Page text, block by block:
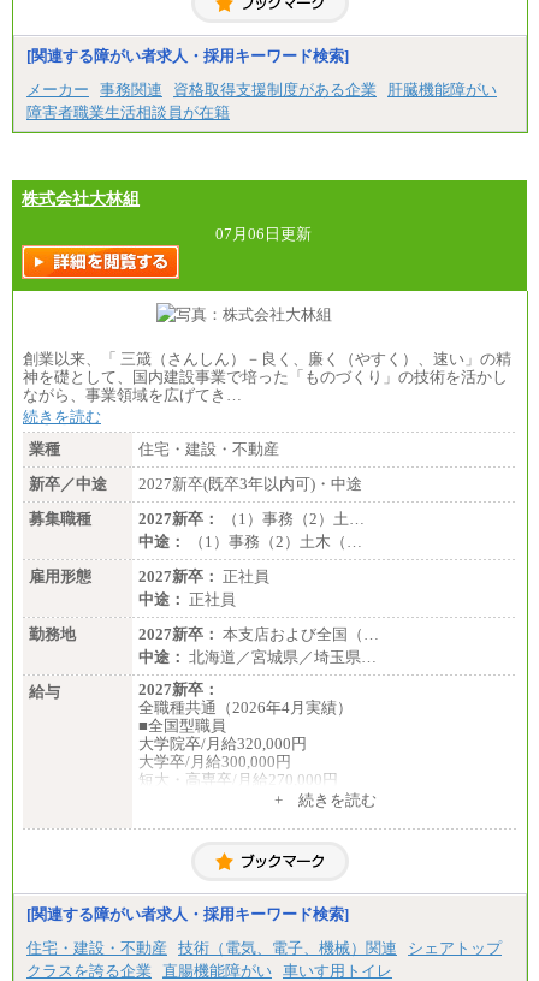
月給21万円以上～
※試用期間中の給与に変更はありません。
ます。
[関連する障がい者求人・採用キーワード検索]
メーカー
事務関連 資格取得支援制度がある企業
肝臓機能障がい
障害者職業生活相談員が在籍
株式会社大林組
07月06日更新
創業以来、「 三箴（さんしん）－良く、廉く（やすく）、速い」の精
神を礎として、国内建設事業で培った「ものづくり」の技術を活かし
ながら、事業領域を広げてき…
続きを読む
業種
住宅・建設・不動産
新卒／中途
2027新卒(既卒3年以内可)・中途
募集職種
2027新卒：
（1）事務（2）土…
中途：
（1）事務（2）土木（…
雇用形態
2027新卒： 正社員
中途： 正社員
勤務地
2027新卒： 本支店および全国（…
中途： 北海道／宮城県／埼玉県…
給与
2027新卒：
全職種共通（2026年4月実績）
■全国型職員
大学院卒/月給320,000円
大学卒/月給300,000円
短大・高専卒/月給270,000円
大学院卒/月給256,000円～288,000円
大学卒/月給240,000円～270,000円
短大・高専卒/月給216,000円～243,000円
■特定職員※
大学院卒/月給234,000円～263,000円
大学卒/月給219,000円～246,000円
短大・高専卒/月給197,000円～222,000円
+ 続きを読む
[関連する障がい者求人・採用キーワード検索]
住宅・建設・不動産
技術（電気、電子、機械）関連
シェアトップ
クラスを誇る企業
直腸機能障がい 車いす用トイレ